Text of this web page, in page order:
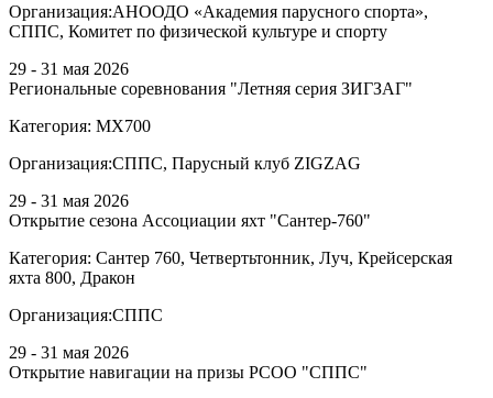
Организация:АНООДО «Академия парусного спорта»,
СППС, Комитет по физической культуре и спорту
29 - 31 мая 2026
Региональные соревнования "Летняя серия ЗИГЗАГ"
Категория: МХ700
Организация:СППС, Парусный клуб ZIGZAG
29 - 31 мая 2026
Открытие сезона Ассоциации яхт "Сантер-760"
Категория: Сантер 760, Четвертьтонник, Луч, Крейсерская
яхта 800, Дракон
Организация:СППС
29 - 31 мая 2026
Открытие навигации на призы РСОО "СППС"